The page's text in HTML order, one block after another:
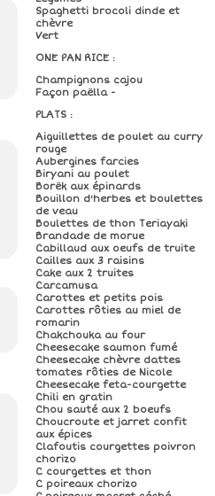
Spaghetti brocoli dinde et
chèvre
Vert
ONE PAN RICE :
Champignons cajou
Façon paëlla -
PLATS :
Aiguillettes de poulet au curry
rouge
Aubergines farcies
Biryani au poulet
Borëk aux épinards
Bouillon d'herbes et boulettes
de veau
Boulettes de thon Teriayaki
Brandade de morue
Cabillaud aux oeufs de truite
Cailles aux 3 raisins
Cake aux 2 truites
Carcamusa
Carottes et petits pois
Carottes rôties au miel de
romarin
Chakchouka au four
Cheesecake saumon fumé
Cheesecake chèvre dattes
tomates rôties de Nicole
Cheesecake feta-courgette
Chili en gratin
Chou sauté aux 2 boeufs
Choucroute et jarret confit
aux épices
Clafoutis courgettes poivron
chorizo
C courgettes et thon
C poireaux chorizo